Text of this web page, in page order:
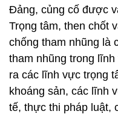
Đảng, củng cố được
Trọng tâm, then chốt
chống tham nhũng là
tham nhũng trong
ra các lĩnh vực trọng
khoáng sản, các lĩnh
tế, thực thi pháp luật,